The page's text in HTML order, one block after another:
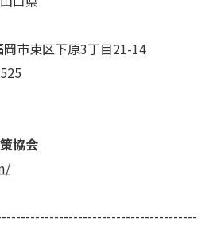
市東区下原3丁目21-14
協会